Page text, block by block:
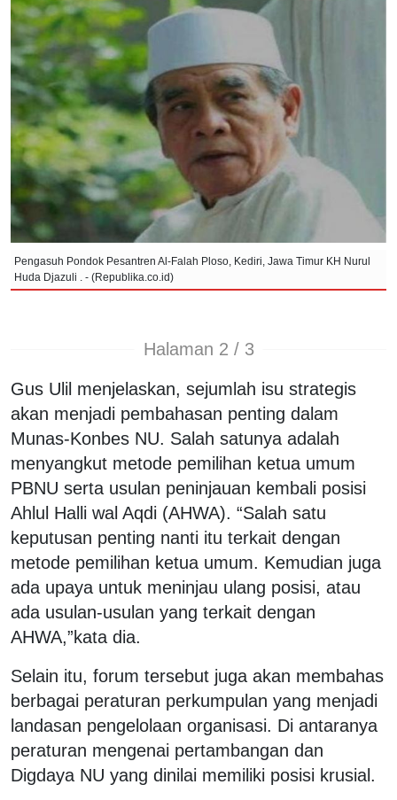
Pengasuh Pondok Pesantren Al-Falah Ploso, Kediri, Jawa Timur KH Nurul
Huda Djazuli . - (Republika.co.id)
Halaman 2 / 3
Gus Ulil menjelaskan, sejumlah isu strategis
akan menjadi pembahasan penting dalam
Munas-Konbes NU. Salah satunya adalah
menyangkut metode pemilihan ketua umum
PBNU serta usulan peninjauan kembali posisi
Ahlul Halli wal Aqdi (AHWA). “Salah satu
keputusan penting nanti itu terkait dengan
metode pemilihan ketua umum. Kemudian juga
ada upaya untuk meninjau ulang posisi, atau
ada usulan-usulan yang terkait dengan
AHWA,”kata dia.
Selain itu, forum tersebut juga akan membahas
berbagai peraturan perkumpulan yang menjadi
landasan pengelolaan organisasi. Di antaranya
peraturan mengenai pertambangan dan
Digdaya NU yang dinilai memiliki posisi krusial.